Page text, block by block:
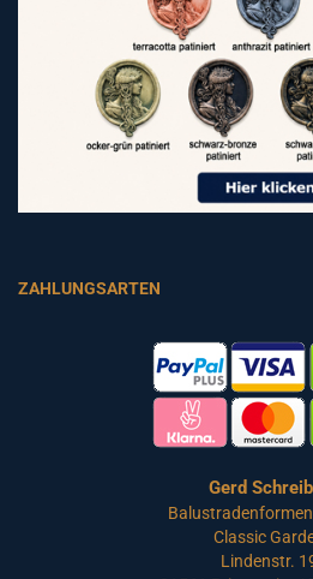
ZAHLUNGSARTEN
Gerd
Classic
Lindenstr.